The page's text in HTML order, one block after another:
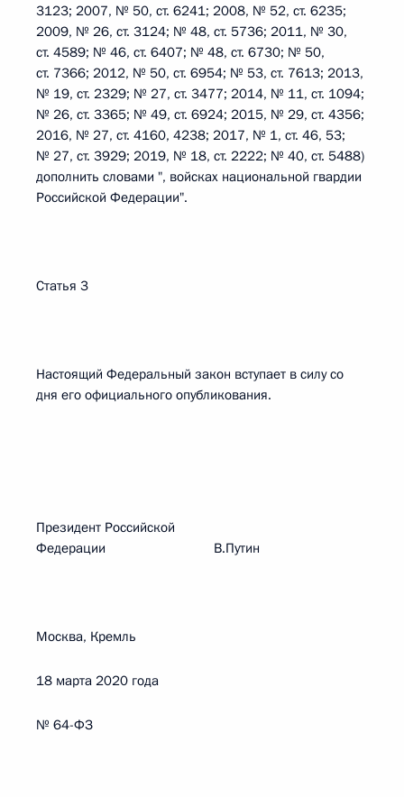
3123; 2007, № 50, ст. 6241; 2008, № 52, ст. 6235;
2009, № 26, ст. 3124; № 48, ст. 5736; 2011, № 30,
ст. 4589; № 46, ст. 6407; № 48, ст. 6730; № 50,
ст. 7366; 2012, № 50, ст. 6954; № 53, ст. 7613; 2013,
№ 19, ст. 2329; № 27, ст. 3477; 2014, № 11, ст. 1094;
№ 26, ст. 3365; № 49, ст. 6924; 2015, № 29, ст. 4356;
2016, № 27, ст. 4160, 4238; 2017, № 1, ст. 46, 53;
№ 27, ст. 3929; 2019, № 18, ст. 2222; № 40, ст. 5488)
дополнить словами ", войсках национальной гвардии
Российской Федерации".
Статья 3
Настоящий Федеральный закон вступает в силу со
дня его официального опубликования.
Президент Российской
Федерации В.Путин
Москва, Кремль
18 марта 2020 года
№ 64-ФЗ